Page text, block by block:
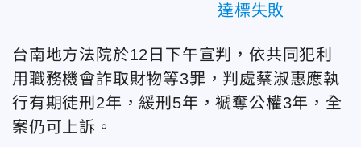
達標失敗
台南地方法院於12日下午宣判，依共同犯利
用職務機會詐取財物等3罪，判處蔡淑惠應執
行有期徒刑2年，緩刑5年，褫奪公權3年，全
案仍可上訴。